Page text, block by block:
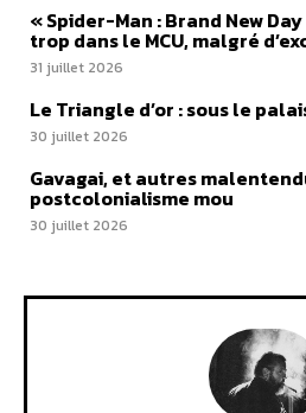
« Spider-Man : Brand New
trop dans le MCU, malgré
31 juillet 2026
Le Triangle d’or : sous le
30 juillet 2026
Gavagai, et autres
postcolonialisme mou
30 juillet 2026